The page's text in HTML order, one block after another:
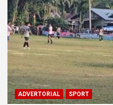
ADVERTORIAL SPORT